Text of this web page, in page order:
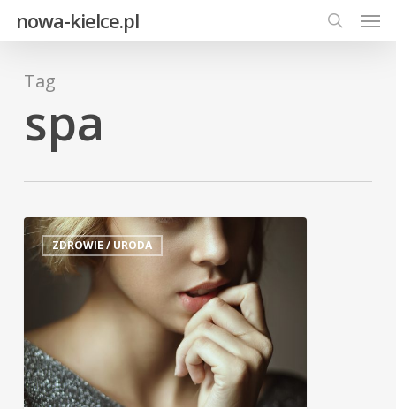
content
nowa-kielce.pl
search
Tag
spa
ZDROWIE / URODA